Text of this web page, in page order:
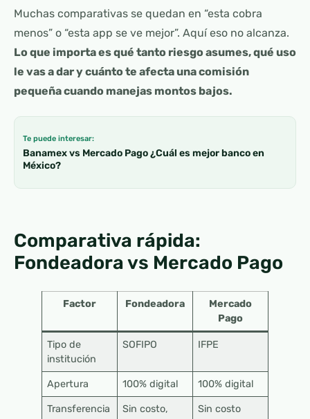
Muchas comparativas se quedan en “esta cobra
menos” o “esta app se ve mejor”. Aquí eso no alcanza.
Lo que importa es qué tanto riesgo asumes, qué uso
le vas a dar y cuánto te afecta una comisión
pequeña cuando manejas montos bajos.
Te puede interesar:
Banamex vs Mercado Pago ¿Cuál es mejor banco en
México?
Comparativa rápida:
Fondeadora vs Mercado Pago
Factor Fondeadora
Mercado
Pago
Tipo de
institución
SOFIPO IFPE
Apertura 100% digital 100% digital
Transferencia
Sin costo,
Sin costo